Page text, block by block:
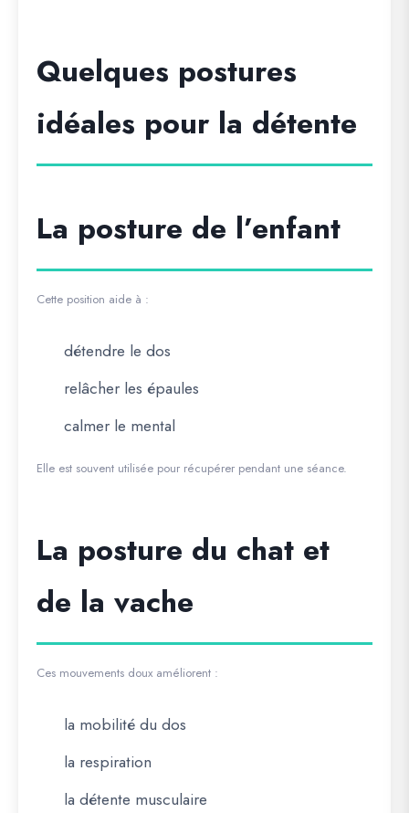
Quelques postures
idéales pour la détente
La posture de l’enfant
Cette position aide à :
détendre le dos
relâcher les épaules
calmer le mental
Elle est souvent utilisée pour récupérer pendant une séance.
La posture du chat et
de la vache
Ces mouvements doux améliorent :
la mobilité du dos
la respiration
la détente musculaire